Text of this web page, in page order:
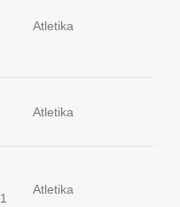
Atletika
Atletika
Atletika